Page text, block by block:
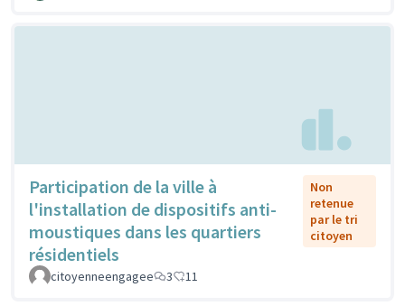
Participation de la ville à
l'installation de dispositifs anti-
moustiques dans les quartiers
résidentiels
Non
retenue
par le tri
citoyen
citoyenneengagee 3 11